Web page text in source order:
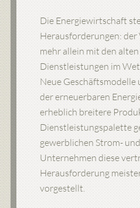
Die Energiewirtschaft
Herausforderungen:
mehr allein mit den
Dienstleistungen im
Neue
der erneuerbaren
erheblich breitere
Dienstleistungspalette
gewerblichen Strom-
Unternehmen diese
Herausforderung
vorgestellt.